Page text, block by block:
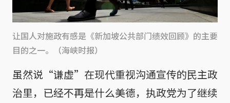
让国人对施政有感是《新加坡公共部门绩效回顾》的主要
目的之一。（海峡时报）
虽然说“谦虚”在现代重视沟通宣传的民主政
治里，已经不再是什么美德，执政党为了继续